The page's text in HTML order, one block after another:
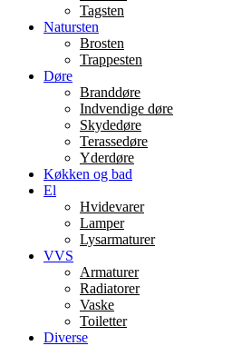
Tagsten
Natursten
Brosten
Trappesten
Døre
Branddøre
Indvendige døre
Skydedøre
Terassedøre
Yderdøre
Køkken og bad
El
Hvidevarer
Lamper
Lysarmaturer
VVS
Armaturer
Radiatorer
Vaske
Toiletter
Diverse